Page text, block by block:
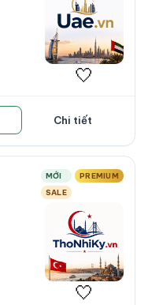
🤍
Chi tiết
MỚI
PREMIUM
SALE
🤍